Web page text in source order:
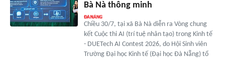
Bà Nà thông minh
Chiều 30/7, tại xã Bà Nà diễn ra Vòng chung
kết Cuộc thi AI (trí tuệ nhân tạo) trong Kinh tế
- DUETech AI Contest 2026, do Hội Sinh viên
Trường Đại học Kinh tế (Đại học Đà Nẵng) tổ